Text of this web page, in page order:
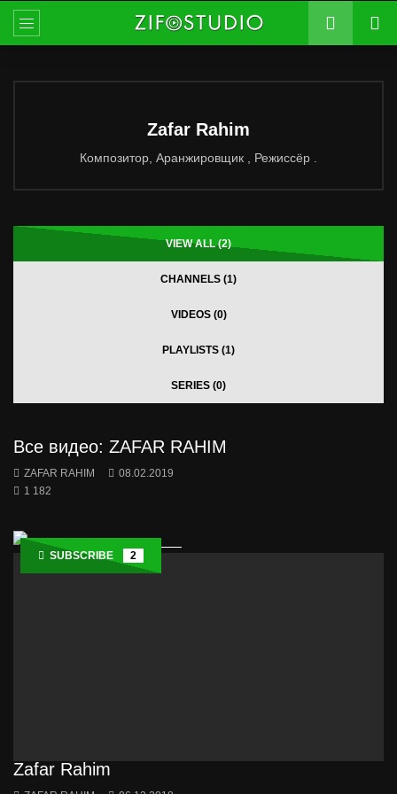
Zafar Rahim
Композитор, Аранжировщик , Режиссёр .
VIEW ALL (2)
CHANNELS (1)
VIDEOS (0)
PLAYLISTS (1)
SERIES (0)
Все видео: ZAFAR RAHIM
ZAFAR RAHIM
08.02.2019
1 182
SUBSCRIBE 2
Zafar Rahim